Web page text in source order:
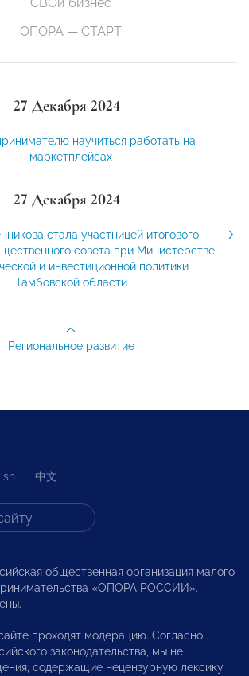
ОПОРА — СТАРТ
27 Декабря 2024
научиться работать на
маркетплейсах
27 Декабря 2024
стала участницей итогового
совета при Министерстве
и инвестиционной политики
Тамбовской области
Региональное развитие
中文
общественная организация малого
«ОПОРА РОССИИ».
проходят модерацию. Согласно
законодательства, мы не
содержащие нецензурную лексику